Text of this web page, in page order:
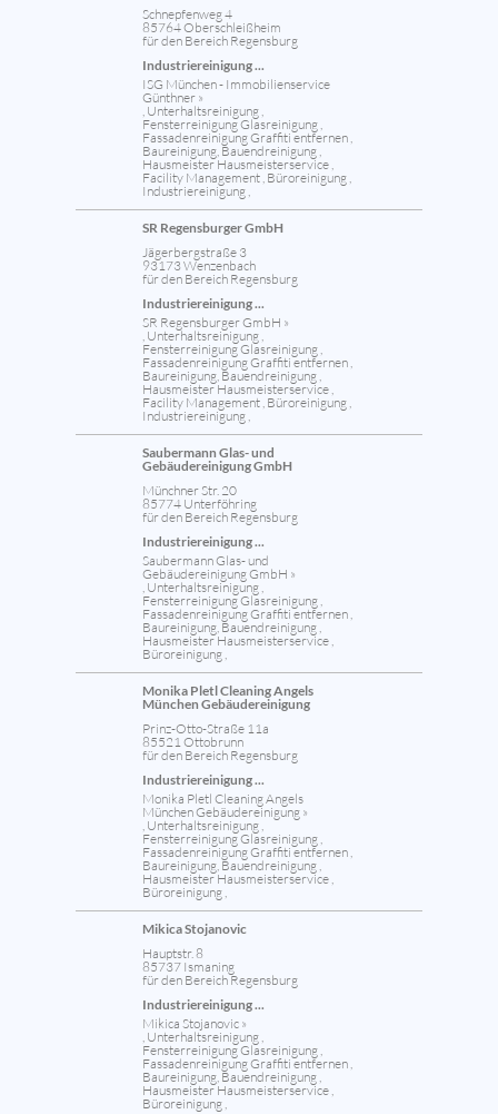
Schnepfenweg 4
85764 Oberschleißheim
für den Bereich Regensburg
Industriereinigung ...
ISG München - Immobilienservice
Günthner »
, Unterhaltsreinigung ,
Fensterreinigung Glasreinigung ,
Fassadenreinigung Graffiti entfernen ,
Baureinigung, Bauendreinigung ,
Hausmeister Hausmeisterservice ,
Facility Management , Büroreinigung ,
Industriereinigung ,
SR Regensburger GmbH
Jägerbergstraße 3
93173 Wenzenbach
für den Bereich Regensburg
Industriereinigung ...
SR Regensburger GmbH »
, Unterhaltsreinigung ,
Fensterreinigung Glasreinigung ,
Fassadenreinigung Graffiti entfernen ,
Baureinigung, Bauendreinigung ,
Hausmeister Hausmeisterservice ,
Facility Management , Büroreinigung ,
Industriereinigung ,
Saubermann Glas- und
Gebäudereinigung GmbH
Münchner Str. 20
85774 Unterföhring
für den Bereich Regensburg
Industriereinigung ...
Saubermann Glas- und
Gebäudereinigung GmbH »
, Unterhaltsreinigung ,
Fensterreinigung Glasreinigung ,
Fassadenreinigung Graffiti entfernen ,
Baureinigung, Bauendreinigung ,
Hausmeister Hausmeisterservice ,
Büroreinigung ,
Monika Pletl Cleaning Angels
München Gebäudereinigung
Prinz-Otto-Straße 11a
85521 Ottobrunn
für den Bereich Regensburg
Industriereinigung ...
Monika Pletl Cleaning Angels
München Gebäudereinigung »
, Unterhaltsreinigung ,
Fensterreinigung Glasreinigung ,
Fassadenreinigung Graffiti entfernen ,
Baureinigung, Bauendreinigung ,
Hausmeister Hausmeisterservice ,
Büroreinigung ,
Mikica Stojanovic
Hauptstr. 8
85737 Ismaning
für den Bereich Regensburg
Industriereinigung ...
Mikica Stojanovic »
, Unterhaltsreinigung ,
Fensterreinigung Glasreinigung ,
Fassadenreinigung Graffiti entfernen ,
Baureinigung, Bauendreinigung ,
Hausmeister Hausmeisterservice ,
Büroreinigung ,